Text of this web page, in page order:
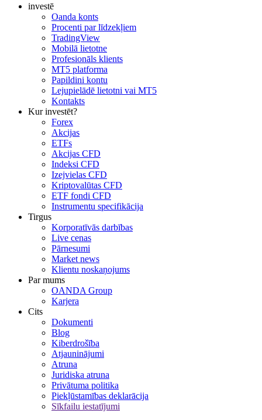
investē
Oanda konts
Procenti par līdzekļiem
TradingView
Mobilā lietotne
Profesionāls klients
MT5 platforma
Papildini kontu
Lejupielādē lietotni vai MT5
Kontakts
Kur investēt?
Forex
Akcijas
ETFs
Akcijas CFD
Indeksi CFD
Izejvielas CFD
Kriptovalūtas CFD
ETF fondi CFD
Instrumentu specifikācija
Tirgus
Korporatīvās darbības
Live cenas
Pārnesumi
Market news
Klientu noskaņojums
Par mums
OANDA Group
Karjera
Cits
Dokumenti
Blog
Kiberdrošība
Atjauninājumi
Atruna
Juridiska atruna
Privātuma politika
Piekļūstamības deklarācija
Sīkfailu iestatījumi